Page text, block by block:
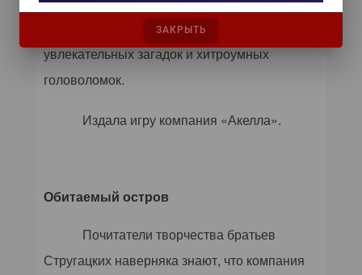
помощников» ждет множество
увлекательных загадок и хитроумных
головоломок.
Издала игру компания «Акелла».
Обитаемый остров
Почитатели творчества братьев
Стругацких наверняка знают, что компания
ЗАКРЫТЬ